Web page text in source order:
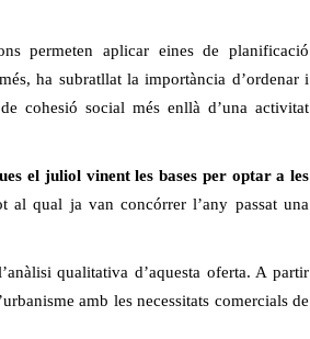
permeten aplicar eines de planificació
ha subratllat la importància d’ordenar i
cohesió social més enllà d’una activitat
el juliol vinent les bases per optar a les
al qual ja van concórrer l’any passat una
qualitativa d’aquesta oferta. A partir
amb les necessitats comercials de